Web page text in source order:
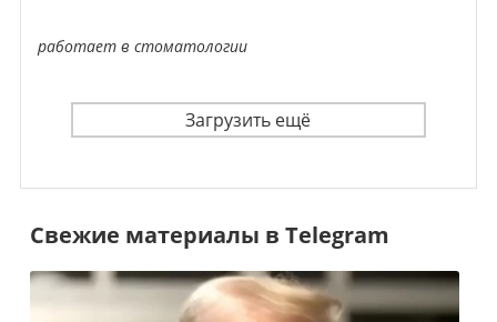
работает в стоматологии
Загрузить ещё
Свежие материалы в Telegram